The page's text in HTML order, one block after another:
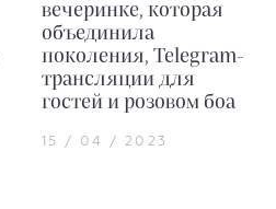
вечеринке, которая
объединила
поколения, Telegram-
трансляции для
гостей и розовом боа
15 / 04 / 2023